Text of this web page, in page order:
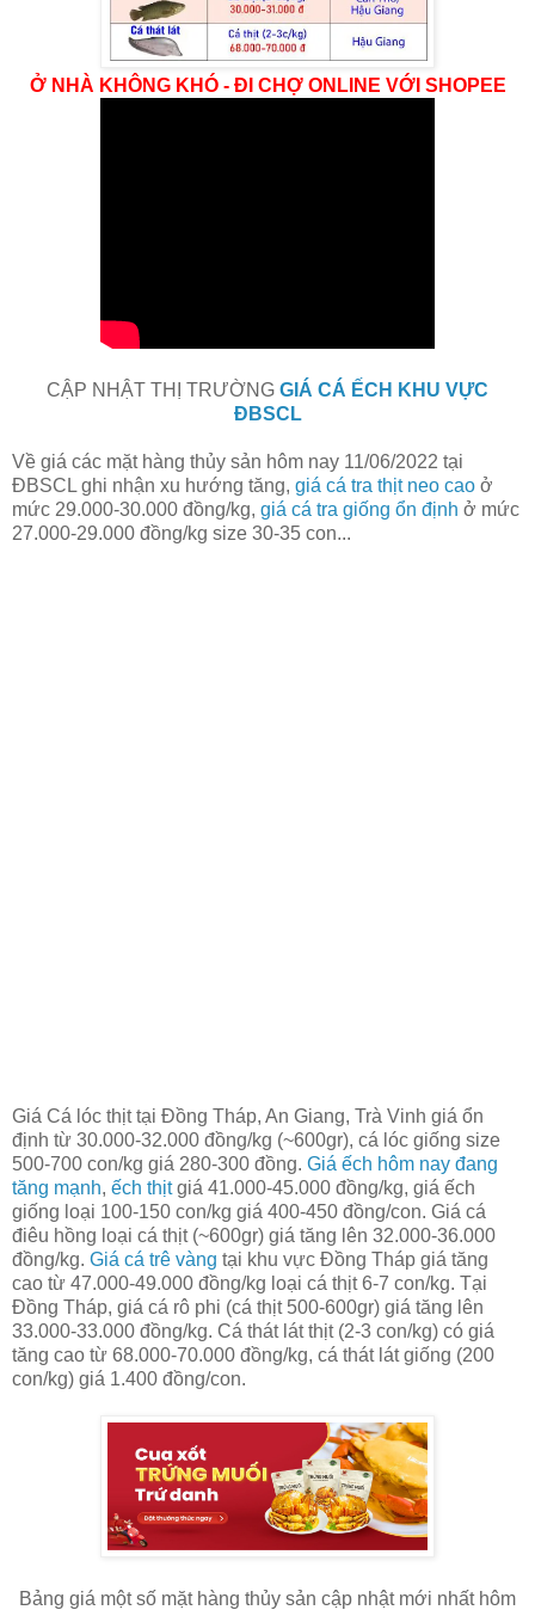
Ở NHÀ KHÔNG KHÓ - ĐI CHỢ ONLINE VỚI SHOPEE
CẬP NHẬT THỊ TRƯỜNG GIÁ CÁ ẾCH KHU VỰC
ĐBSCL
Về giá các mặt hàng thủy sản hôm nay 11/06/2022 tại
ĐBSCL ghi nhận xu hướng tăng, giá cá tra thịt neo cao ở
mức 29.000-30.000 đồng/kg, giá cá tra giống ổn định ở mức
27.000-29.000 đồng/kg size 30-35 con...
Giá Cá lóc thịt tại Đồng Tháp, An Giang, Trà Vinh giá ổn
định từ 30.000-32.000 đồng/kg (~600gr), cá lóc giống size
500-700 con/kg giá 280-300 đồng. Giá ếch hôm nay đang
tăng mạnh, ếch thịtgiá 41.000-45.000 đồng/kg, giá ếch
giống loại 100-150 con/kg giá 400-450 đồng/con. Giá cá
điêu hồng loại cá thịt (~600gr) giá tăng lên 32.000-36.000
đồng/kg. Giá cá trê vàng tại khu vực Đồng Tháp giá tăng
cao từ 47.000-49.000 đồng/kg loại cá thịt 6-7 con/kg. Tại
Đồng Tháp, giá cá rô phi (cá thịt 500-600gr) giá tăng lên
33.000-33.000 đồng/kg. Cá thát lát thịt (2-3 con/kg) có giá
tăng cao từ 68.000-70.000 đồng/kg, cá thát lát giống (200
con/kg) giá 1.400 đồng/con.
Bảng giá một số mặt hàng thủy sản cập nhật mới nhất hôm